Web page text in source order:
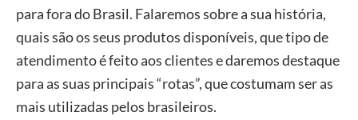
para fora do Brasil. Falaremos sobre a sua história,
quais são os seus produtos disponíveis, que tipo de
atendimento é feito aos clientes e daremos destaque
para as suas principais “rotas”, que costumam ser as
mais utilizadas pelos brasileiros.